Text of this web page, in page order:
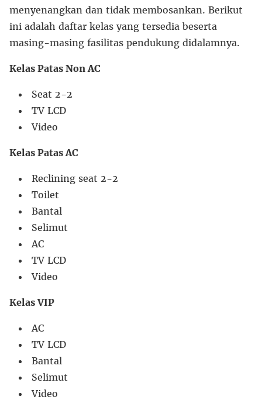
menyenangkan dan tidak membosankan. Berikut
ini adalah daftar kelas yang tersedia beserta
masing-masing fasilitas pendukung didalamnya.
Kelas Patas Non AC
Seat 2-2
TV LCD
Video
Kelas Patas AC
Reclining seat 2-2
Toilet
Bantal
Selimut
AC
TV LCD
Video
Kelas VIP
AC
TV LCD
Bantal
Selimut
Video